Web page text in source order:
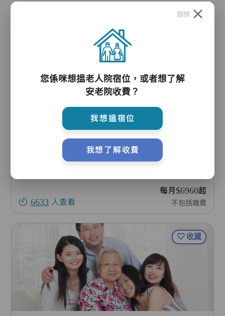
康德護老院有限公司
212個宿位
6633 人查看
每月$6960起
不包括雜費
收藏
關閉
您係咪想搵老人院宿位，或者想了解
安老院收費？
我想搵宿位
我想了解收費